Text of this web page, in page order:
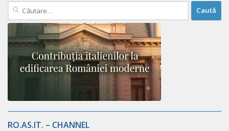
Caută
după:
RO.AS.IT. – CHANNEL